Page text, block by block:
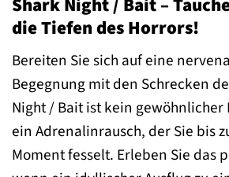
Shark Night / Bait –
die Tiefen des Horrors!
Bereiten Sie sich auf eine
Begegnung mit den Schrecken
Night / Bait ist kein gewöhnlicher
ein Adrenalinrausch, der Sie bis
Moment fesselt. Erleben Sie das